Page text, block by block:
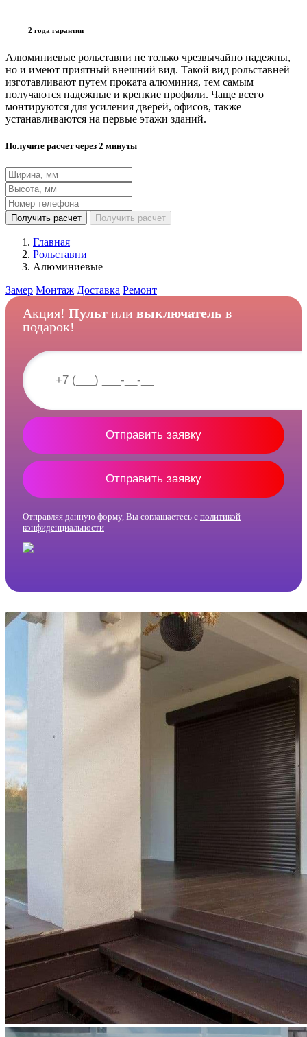
2 года гарантии
Алюминиевые рольставни не только чрезвычайно надежны,
но и имеют приятный внешний вид. Такой вид рольставней
изготавливают путем проката алюминия, тем самым
получаются надежные и крепкие профили. Чаще всего
монтируются для усиления дверей, офисов, также
устанавливаются на первые этажи зданий.
Получите расчет через 2 минуты
Получить расчет Получить расчет
Главная
Рольставни
Алюминиевые
Замер Монтаж Доставка Ремонт
Акция! Пульт или выключатель в
подарок!
Отправить заявку
Отправить заявку
Отправляя данную форму, Вы соглашаетесь с политикой
конфиденциальности